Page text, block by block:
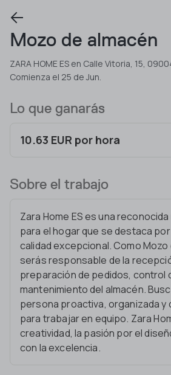
Mozo de almacén
ZARA HOME ES en Calle Vitoria, 15,
Comienza el 25 de Jun.
Lo que ganarás
10.63 EUR por hora
Sobre el trabajo
Zara Home ES es una
para el hogar que se destaca
calidad excepcional. Como Mozo
serás responsable de la
preparación de pedidos, control
mantenimiento del almacén.
persona proactiva, organizada y
para trabajar en equipo. Zara
creatividad, la pasión por el
con la excelencia.